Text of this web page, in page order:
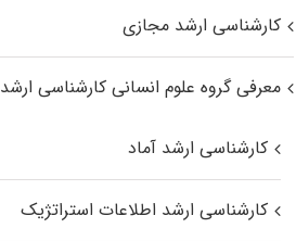
کارشناسی ارشد مجازی
معرفی گروه علوم انسانی کارشناسی ارشد
کارشناسی ارشد آماد
کارشناسی ارشد اطلاعات استراتژیک